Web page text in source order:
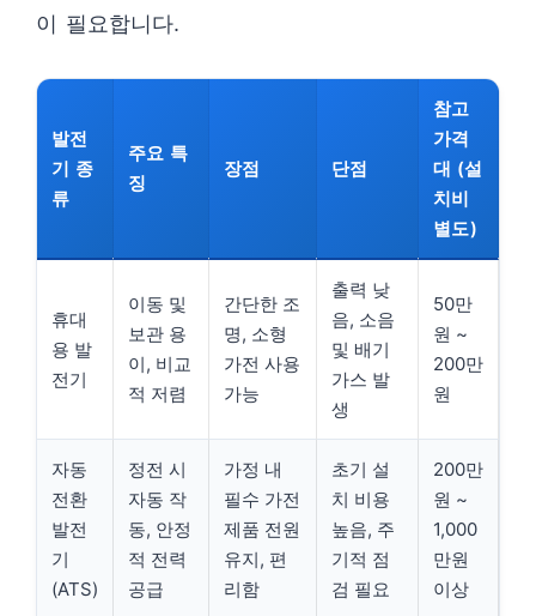
이 필요합니다.
발전
기 종
류
주요 특
징
장점 단점
참고
가격
대 (설
치비
별도)
휴대
용 발
전기
이동 및
보관 용
이, 비교
적 저렴
간단한 조
명, 소형
가전 사용
가능
출력 낮
음, 소음
및 배기
가스 발
생
50만
원 ~
200만
원
자동
전환
발전
기
(ATS)
정전 시
자동 작
동, 안정
적 전력
공급
가정 내
필수 가전
제품 전원
유지, 편
리함
초기 설
치 비용
높음, 주
기적 점
검 필요
200만
원 ~
1,000
만원
이상